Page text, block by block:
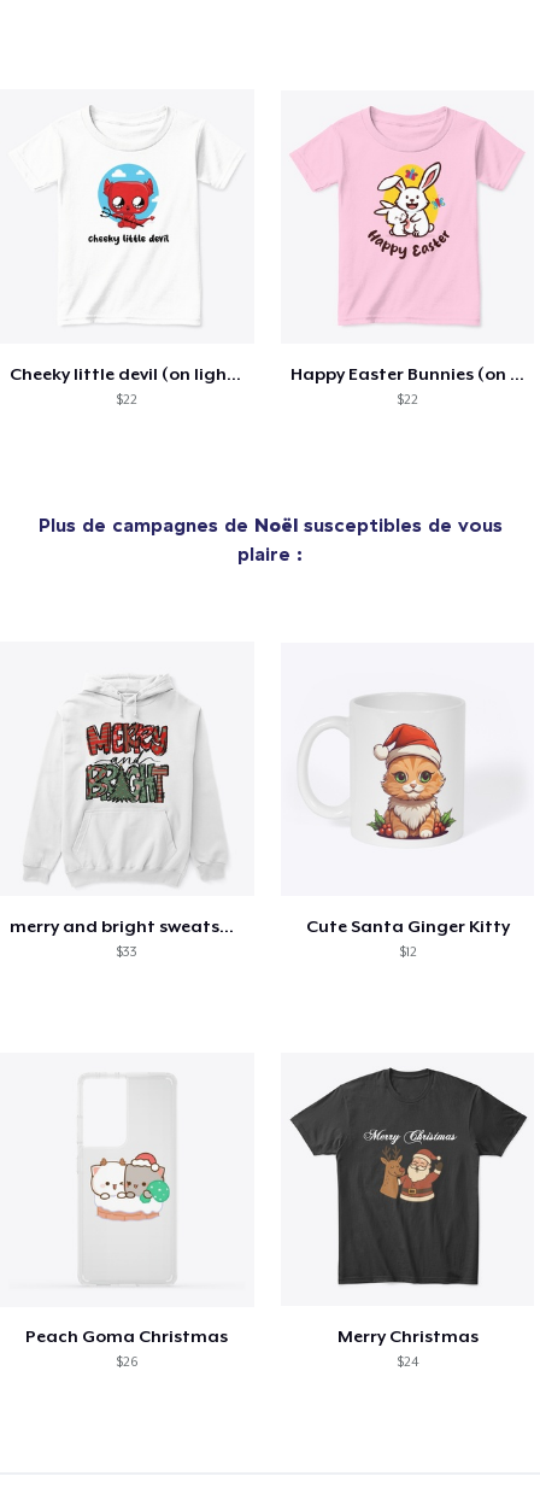
Cheeky little devil (on light colors)
$22
Happy Easter Bunnies (on light colors)
$22
Plus de campagnes de Noëlsusceptibles de vous
plaire :
merry and bright sweatshirt christmas
$33
Cute Santa Ginger Kitty
$12
Peach Goma Christmas
$26
Merry Christmas
$24